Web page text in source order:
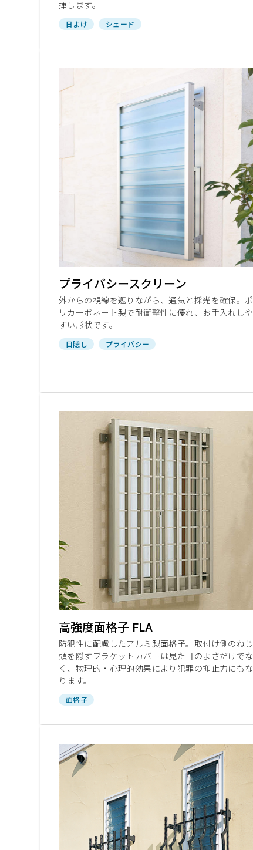
揮します。
日よけ シェード
プライバシースクリーン
外からの視線を遮りながら、通気と採光を確保。ポ
リカーボネート製で耐衝撃性に優れ、お手入れしや
すい形状です。
目隠し プライバシー
高強度面格子 FLA
防犯性に配慮したアルミ製面格子。取付け側のねじ
頭を隠すブラケットカバーは見た目のよさだけでな
く、物理的・心理的効果により犯罪の抑止力にもな
ります。
面格子